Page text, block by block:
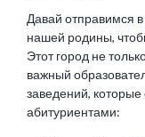
Давай отправимся
нашей родины,
Этот город не
важный
заведений,
абитуриентами: